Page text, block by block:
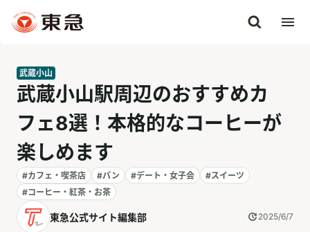
武蔵小山
武蔵小山駅周辺のおすすめカ
フェ8選！本格的なコーヒーが
楽しめます
#カフェ・喫茶店 #パン #デート・女子会
#スイーツ
#コーヒー・紅茶・お茶
東急公式サイト編集部 2025/6/7